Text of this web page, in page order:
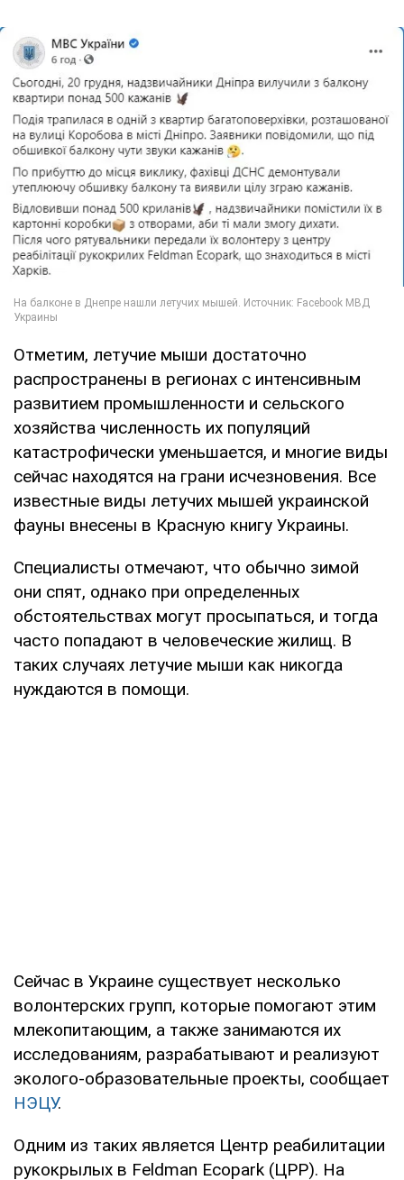
Отметим, летучие мыши достаточно
распространены в регионах с интенсивным
развитием промышленности и сельского
хозяйства численность их популяций
катастрофически уменьшается, и многие виды
сейчас находятся на грани исчезновения. Все
известные виды летучих мышей украинской
фауны внесены в Красную книгу Украины.
Специалисты отмечают, что обычно зимой
они спят, однако при определенных
обстоятельствах могут просыпаться, и тогда
часто попадают в человеческие жилищ. В
таких случаях летучие мыши как никогда
нуждаются в помощи.
Сейчас в Украине существует несколько
волонтерских групп, которые помогают этим
млекопитающим, а также занимаются их
исследованиям, разрабатывают и реализуют
эколого-образовательные проекты, сообщает
НЭЦУ.
Одним из таких является Центр реабилитации
рукокрылых в Feldman Ecopark (ЦРР). На